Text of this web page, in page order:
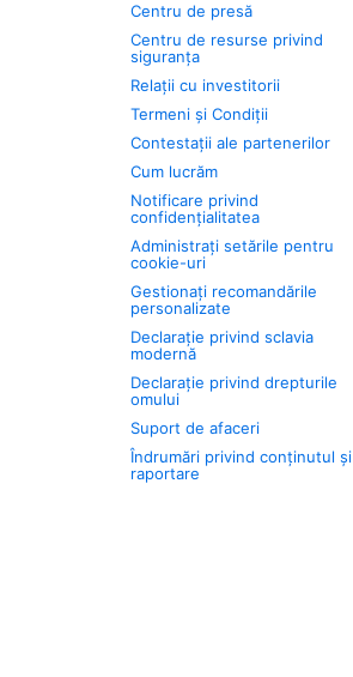
Centru de presă
Centru de resurse privind
siguranța
Relații cu investitorii
Termeni și Condiții
Contestații ale partenerilor
Cum lucrăm
Notificare privind
confidențialitatea
Administrați setările pentru
cookie-uri
Gestionați recomandările
personalizate
Declarație privind sclavia
modernă
Declarație privind drepturile
omului
Suport de afaceri
Îndrumări privind conținutul și
raportare